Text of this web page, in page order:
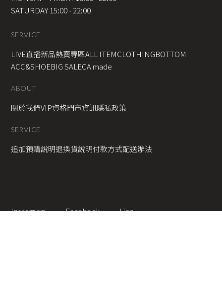
SATURDAY 15:00 - 22:00
SERVICE
LIVE直播新品熱賣專區ALL ITEMCLOTHINGBOTTOM
ACC&SHOEBIG SALECA made
ABOUT
關於我們VIP資格門市資訊隱私政策
SERVICE
追加預購說明退換貨說明付款方式配送辦法
Instagram Facebook Line